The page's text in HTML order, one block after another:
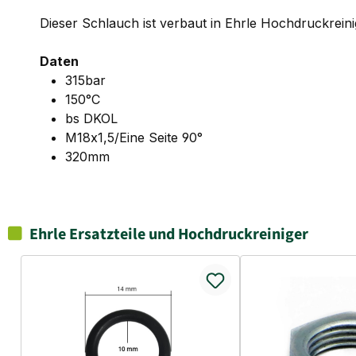
Dieser Schlauch ist verbaut in Ehrle
Daten
315bar
150°C
bs DKOL
M18x1,5/Eine Seite 90°
320mm
Ehrle Ersatzteile und Hochdruckreiniger